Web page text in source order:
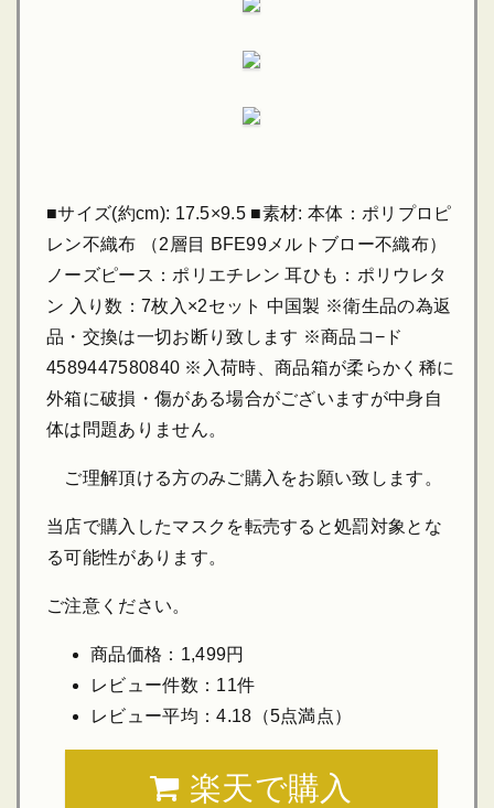
■サイズ(約cm): 17.5×9.5 ■素材: 本体：ポリプロピ
レン不織布 （2層目 BFE99メルトブロー不織布）
ノーズピース：ポリエチレン 耳ひも：ポリウレタ
ン 入り数：7枚入×2セット 中国製 ※衛生品の為返
品・交換は一切お断り致します ※商品コ−ド
4589447580840 ※入荷時、商品箱が柔らかく稀に
外箱に破損・傷がある場合がございますが中身自
体は問題ありません。
ご理解頂ける方のみご購入をお願い致します。
当店で購入したマスクを転売すると処罰対象とな
る可能性があります。
ご注意ください。
商品価格：1,499円
レビュー件数：11件
レビュー平均：4.18（5点満点）
楽天で購入